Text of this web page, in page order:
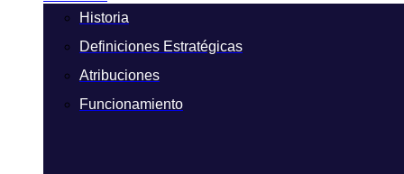
Historia
Definiciones Estratégicas
Atribuciones
Funcionamiento